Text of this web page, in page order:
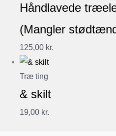
Håndlavede
(Mangler
125,00 kr.
Træ ting
& skilt
19,00 kr.